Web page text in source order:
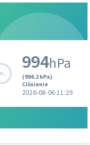
994hPa
(994.2 hPa)
Ciśnienie
2026-08-06 11:29